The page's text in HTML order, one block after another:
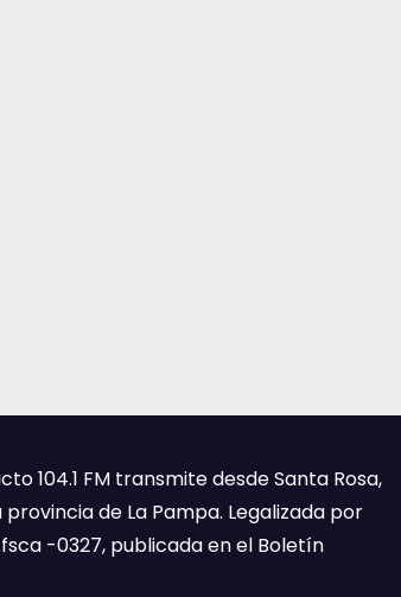
104.1 FM transmite desde Santa Rosa,
de La Pampa. Legalizada por
-0327, publicada en el Boletín